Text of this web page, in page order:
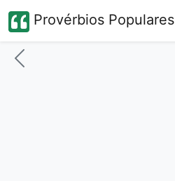
Provérbios Populares